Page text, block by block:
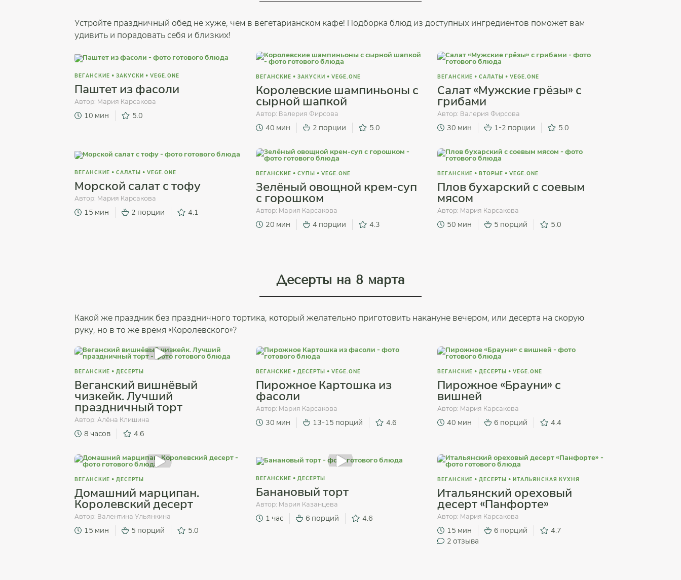
Устройте праздничный обед не хуже, чем в вегетарианском кафе! Подборка блюд из доступных ингредиентов поможет вам
удивить и порадовать себя и близких!
ВЕГАНСКИЕ • ЗАКУСКИ • VEGE.ONE
Паштет из фасоли
Автор: Мария Карсакова
10 мин 5.0
ВЕГАНСКИЕ • ЗАКУСКИ • VEGE.ONE
Королевские шампиньоны с
сырной шапкой
Автор: Валерия Фирсова
40 мин 2 порции 5.0
ВЕГАНСКИЕ • САЛАТЫ • VEGE.ONE
Салат «‎Мужские грёзы»‎ с
грибами
Автор: Валерия Фирсова
30 мин 1-2 порции 5.0
ВЕГАНСКИЕ • САЛАТЫ • VEGE.ONE
Морской салат с тофу
Автор: Мария Карсакова
15 мин 2 порции 4.1
ВЕГАНСКИЕ • СУПЫ • VEGE.ONE
Зелёный овощной крем-суп
с горошком
Автор: Мария Карсакова
20 мин 4 порции 4.3
ВЕГАНСКИЕ • ВТОРЫЕ • VEGE.ONE
Плов бухарский с соевым
мясом
Автор: Мария Карсакова
50 мин 5 порций 5.0
Десерты на 8 марта
Какой же праздник без праздничного тортика, который желательно приготовить накануне вечером, или десерта на скорую
руку, но в то же время «Королевского»?
ВЕГАНСКИЕ • ДЕСЕРТЫ
Веганский вишнёвый
чизкейк. Лучший
праздничный торт
Автор: Алёна Клишина
8 часов 4.6
ВЕГАНСКИЕ • ДЕСЕРТЫ • VEGE.ONE
Пирожное Картошка из
фасоли
Автор: Мария Карсакова
30 мин 13-15 порций 4.6
ВЕГАНСКИЕ • ДЕСЕРТЫ • VEGE.ONE
Пирожное «Брауни» с
вишней
Автор: Мария Карсакова
40 мин 6 порций 4.4
ВЕГАНСКИЕ • ДЕСЕРТЫ
Домашний марципан.
Королевский десерт
Автор: Валентина Ульянкина
15 мин 5 порций 5.0
ВЕГАНСКИЕ • ДЕСЕРТЫ
Банановый торт
Автор: Мария Казанцева
1 час 6 порций 4.6
ВЕГАНСКИЕ • ДЕСЕРТЫ • ИТАЛЬЯНСКАЯ КУХНЯ
Итальянский ореховый
десерт «Панфорте»
Автор: Мария Карсакова
15 мин 6 порций
4.7
2 отзыва